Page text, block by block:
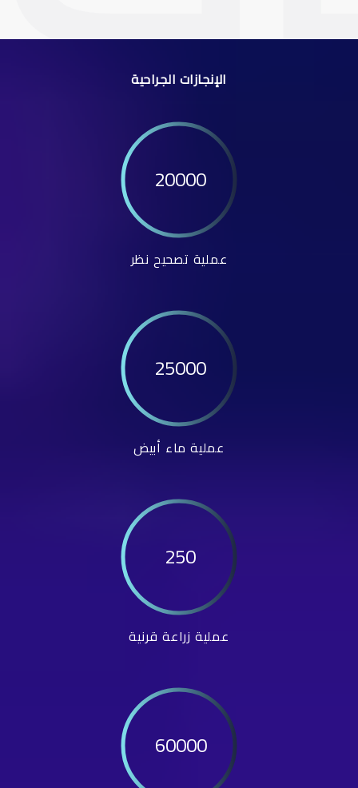
الإنجازات الجراحية
20000
عملية تصحيح نظر
25000
عملية ماء أبيض
250
عملية زراعة قرنية
60000